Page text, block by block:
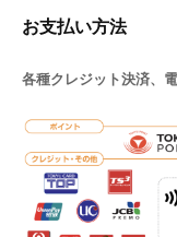
お支払い方法
各種クレジット決済、